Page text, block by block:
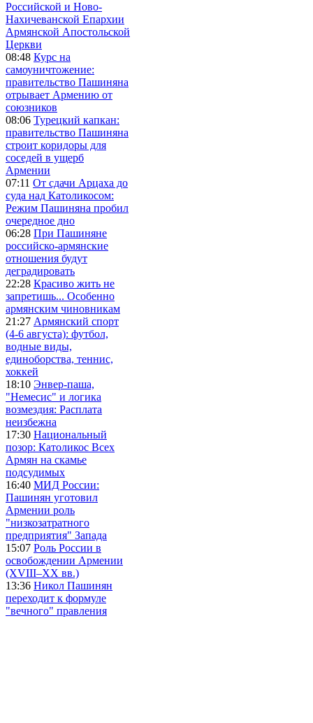
Российской и Ново-
Нахичеванской Епархии
Армянской Апостольской
Церкви
08:48 Курс на
самоуничтожение:
правительство Пашиняна
отрывает Армению от
союзников
08:06 Турецкий капкан:
правительство Пашиняна
строит коридоры для
соседей в ущерб
Армении
07:11 От сдачи Арцаха до
суда над Католикосом:
Режим Пашиняна пробил
очередное дно
06:28 При Пашиняне
российско-армянские
отношения будут
деградировать
22:28 Красиво жить не
запретишь... Особенно
армянским чиновникам
21:27 Армянский спорт
(4-6 августа): футбол,
водные виды,
единоборства, теннис,
хоккей
18:10 Энвер-паша,
"Немесис" и логика
возмездия: Расплата
неизбежна
17:30 Национальный
позор: Католикос Всех
Армян на скамье
подсудимых
16:40 МИД России:
Пашинян уготовил
Армении роль
"низкозатратного
предприятия" Запада
15:07 Роль России в
освобождении Армении
(XVIII–XX вв.)
13:36 Никол Пашинян
переходит к формуле
"вечного" правления